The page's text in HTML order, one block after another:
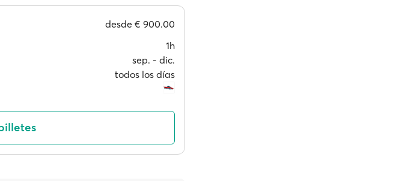
desde € 900.00
1h
sep. ‐ dic.
todos los días